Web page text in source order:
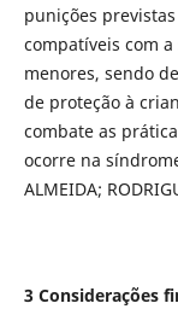
punições
compatíveis com
menores, sendo
de proteção à
combate as
ocorre na
ALMEIDA;
3 Considerações